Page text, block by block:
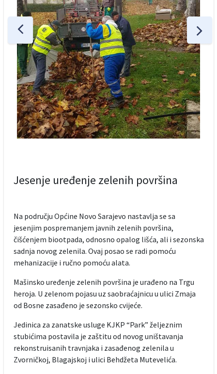
Jesenje uređenje zelenih površina
Na području Općine Novo Sarajevo nastavlja se sa
jesenjim pospremanjem javnih zelenih površina,
čišćenjem biootpada, odnosno opalog lišća, ali i sezonska
sadnja novog zelenila. Ovaj posao se radi pomoću
mehanizacije i ručno pomoću alata.
Mašinsko uređenje zelenih površina je urađeno na Trgu
heroja. U zelenom pojasu uz saobraćajnicu u ulici Zmaja
od Bosne zasađeno je sezonsko cvijeće.
Jedinica za zanatske usluge KJKP “Park” željeznim
stubićima postavila je zaštitu od novog uništavanja
rekonstruisanih travnjaka i zasađenog zelenila u
Zvorničkoj, Blagajskoj i ulici Behdžeta Mutevelića.